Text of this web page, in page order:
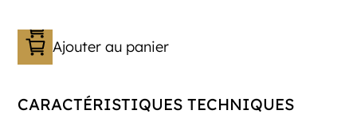
Ajouter au panier
CARACTÉRISTIQUES TECHNIQUES